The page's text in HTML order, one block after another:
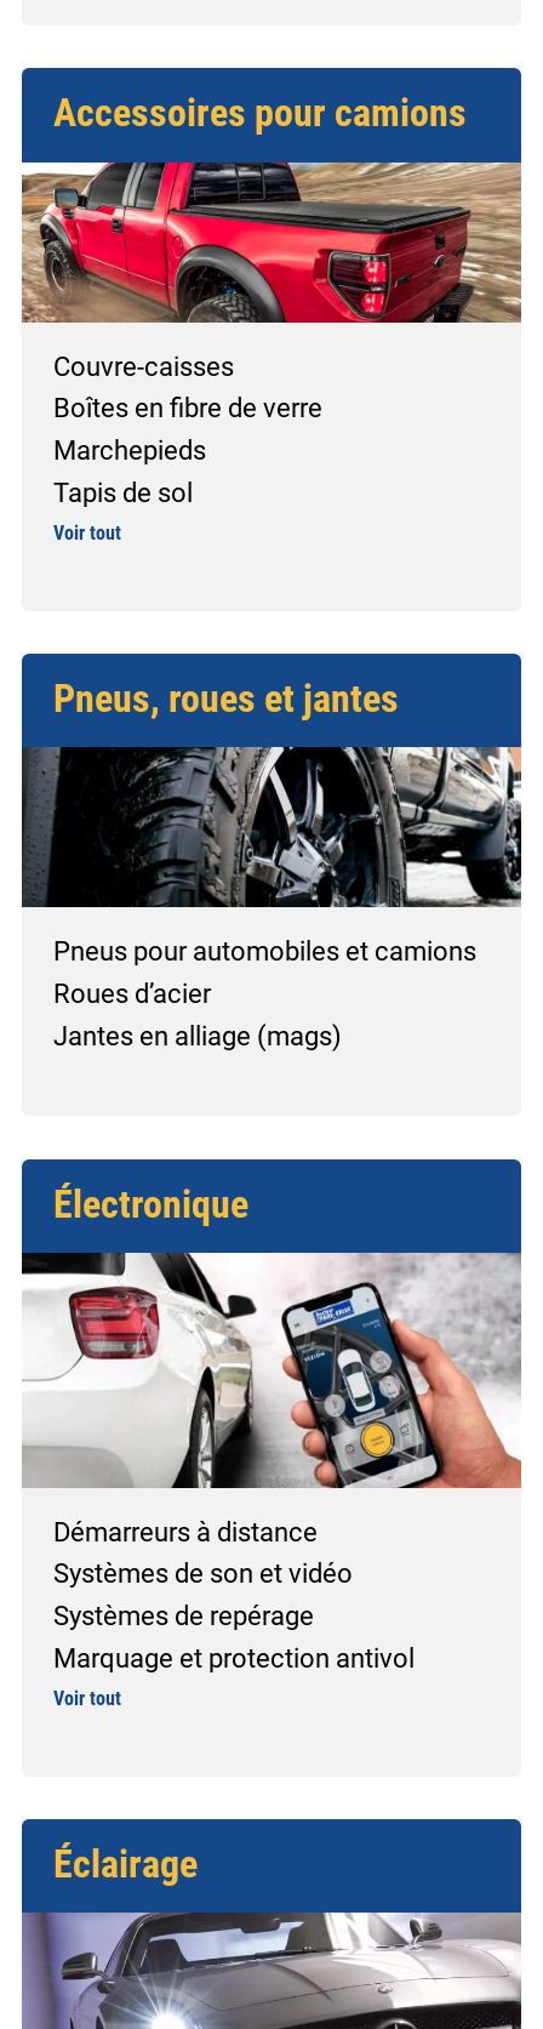
Accessoires pour camions
Couvre-caisses
Boîtes en fibre de verre
Marchepieds
Tapis de sol
Voir tout
Pneus, roues et jantes
Pneus pour automobiles et camions
Roues d’acier
Jantes en alliage (mags)
Électronique
Démarreurs à distance
Systèmes de son et vidéo
Systèmes de repérage
Marquage et protection antivol
Voir tout
Éclairage